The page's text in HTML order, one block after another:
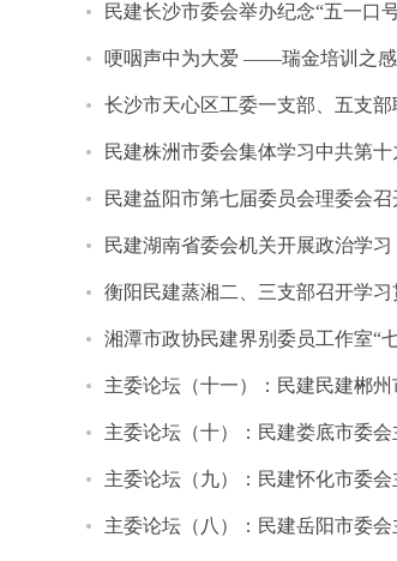
民建湖南省
民建湖南省
民建长沙市委会举办纪念“五一口
哽咽声中为大爱 ——瑞金培训之
长沙市天心区工委一支部、五支
民建株洲市委会集体学习中共第
民建益阳市第七届委员会理委会
民建湖南省委会机关开展政治学习
衡阳民建蒸湘二、三支部召开学
主委论坛（十一）：民建民建郴
主委论坛（十）：民建娄底市委
主委论坛（九）：民建怀化市委
主委论坛（八）：民建岳阳市委